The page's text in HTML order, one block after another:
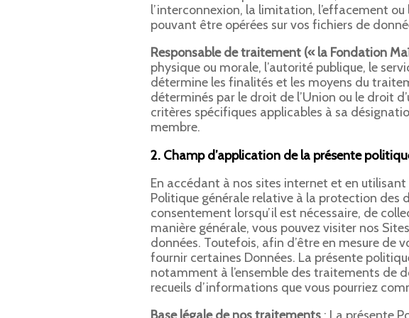
l’interconnexion, la limitation, l’effacement
pouvant être opérées sur vos fichiers de
Responsable de traitement (« la Fondation
physique ou morale, l’autorité publique, le
détermine les finalités et les moyens du
déterminés par le droit de l’Union ou le droit
critères spécifiques applicables à sa
membre.
2. Champ d’application de la présente
En accédant à nos sites internet et en
Politique générale relative à la protection des
consentement lorsqu’il est nécessaire, de
manière générale, vous pouvez visiter nos
données. Toutefois, afin d’être en mesure de
fournir certaines Données. La présente
notamment à l’ensemble des traitements de
recueils d’informations que vous pourriez